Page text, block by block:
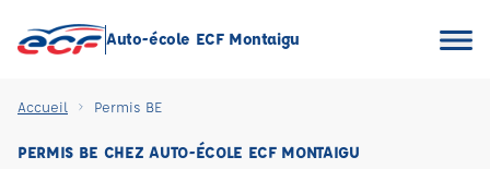
Auto-école ECF Montaigu
Accueil Permis BE
PERMIS BE CHEZ AUTO-ÉCOLE ECF MONTAIGU